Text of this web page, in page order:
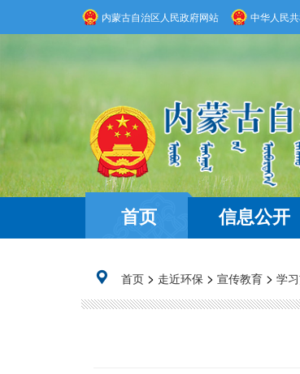
内蒙古自治区人民政府网站 中华人民
首页 信息公开
首页 > 走近环保 > 宣传教育 > 学